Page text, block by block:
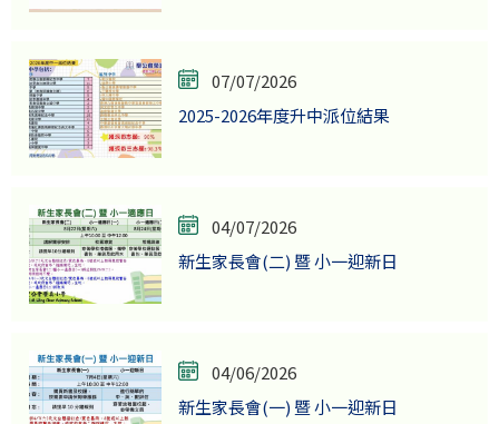
07/07/2026
2025-2026年度升中派位結果
04/07/2026
新生家長會(二) 暨 小一迎新日
04/06/2026
新生家長會(一) 暨 小一迎新日